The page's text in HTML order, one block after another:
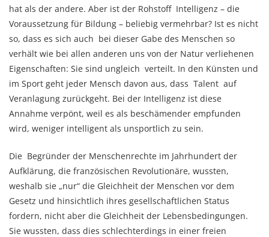
hat als der andere. Aber ist der Rohstoff Intelligenz – die
Voraussetzung für Bildung – beliebig vermehrbar? Ist es nicht
so, dass es sich auch bei dieser Gabe des Menschen so
verhält wie bei allen anderen uns von der Natur verliehenen
Eigenschaften: Sie sind ungleich verteilt. In den Künsten und
im Sport geht jeder Mensch davon aus, dass Talent auf
Veranlagung zurückgeht. Bei der Intelligenz ist diese
Annahme verpönt, weil es als beschämender empfunden
wird, weniger intelligent als unsportlich zu sein.
Die Begründer der Menschenrechte im Jahrhundert der
Aufklärung, die französischen Revolutionäre, wussten,
weshalb sie „nur“ die Gleichheit der Menschen vor dem
Gesetz und hinsichtlich ihres gesellschaftlichen Status
fordern, nicht aber die Gleichheit der Lebensbedingungen.
Sie wussten, dass dies schlechterdings in einer freien